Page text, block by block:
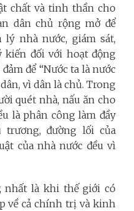
chất và tinh thần cho
dân chủ rộng mở để
nhà nước, giám sát,
kiến đối với hoạt động
để “Nước ta là nước
vì dân là chủ. Trong
quét nhà, nấu ăn cho
là phân công làm đầy
trương, đường lối của
của nhà nước đều vì
nhất là khi thế giới có
về cả chính trị và kinh